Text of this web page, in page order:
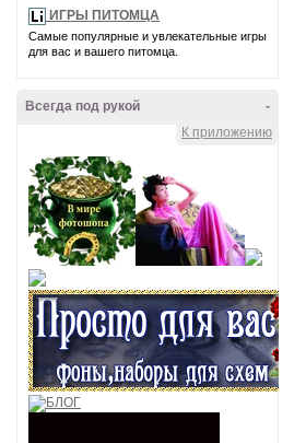
ИГРЫ ПИТОМЦА
Самые популярные и увлекательные игры
для вас и вашего питомца.
-
Всегда под рукой
К приложению